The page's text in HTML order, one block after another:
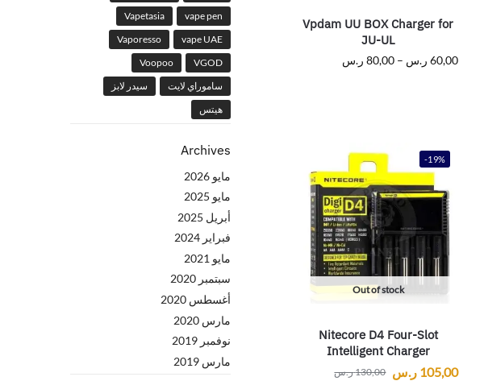
Vpdam UU BOX Charger for
JU-UL
60,00 ر.س –
80,00 ر.س
-19%
Out of stock
Nitecore D4 Four-Slot
Intelligent Charger
130,00ر.س 105,00 ر.س
vape pen
Vapetasia
vape UAE
Vaporesso
VGOD
Voopoo
ساموراي لايت
سيدر لابز
هيتس
Archives
مايو 2026
مايو 2025
أبريل 2025
فبراير 2024
مايو 2021
سبتمبر 2020
أغسطس 2020
مارس 2020
نوفمبر 2019
مارس 2019